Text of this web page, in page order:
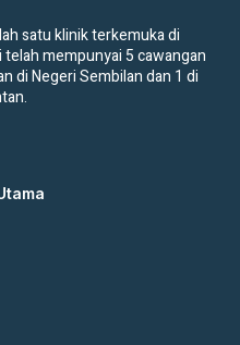
satu klinik terkemuka di
mempunyai 5 cawangan
di Negeri Sembilan dan 1 di